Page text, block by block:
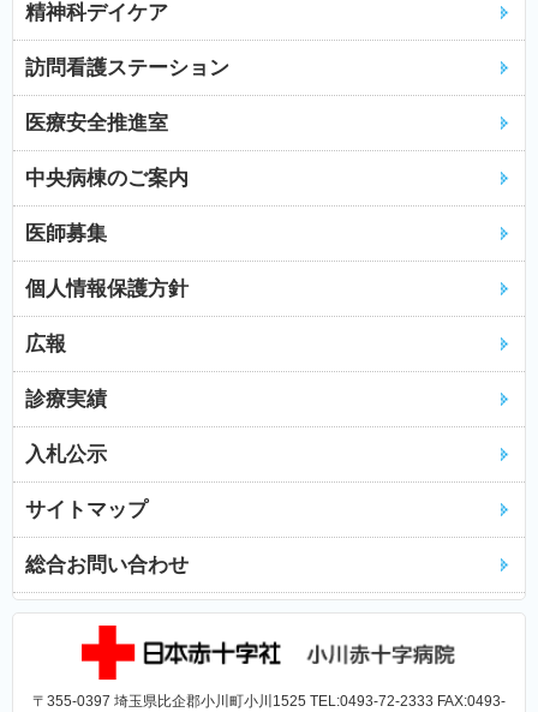
精神科デイケア
訪問看護ステーション
医療安全推進室
中央病棟のご案内
医師募集
個人情報保護方針
広報
診療実績
入札公示
サイトマップ
総合お問い合わせ
〒355-0397 埼玉県比企郡小川町小川1525 TEL:0493-72-2333 FAX:0493-